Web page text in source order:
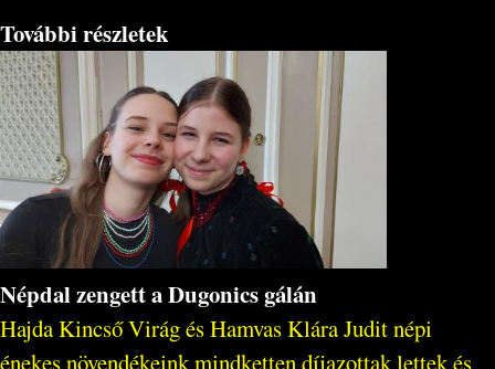
További részletek
Népdal zengett a Dugonics gálán
Hajda Kincső Virág és Hamvas Klára Judit népi
énekes növendékeink mindketten díjazottak lettek és